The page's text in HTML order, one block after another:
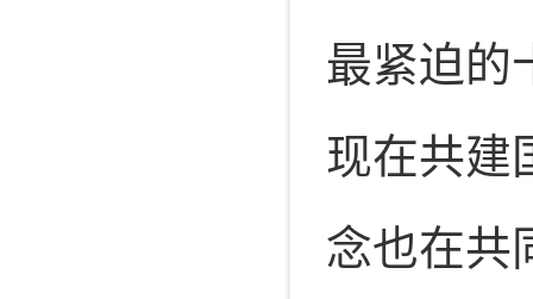
最紧迫的
现在共建
念也在共